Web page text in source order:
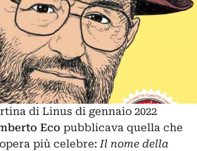
di Linus di gennaio 2022
Eco pubblicava quella che
più celebre:Il nome della